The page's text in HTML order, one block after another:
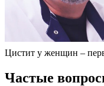
Цистит у женщин –
Частые